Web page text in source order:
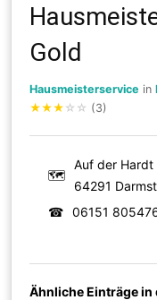
Gold
Hausmeisterservice in
★★★ ☆ ☆ (3)
🗺
Auf der Hardt
64291
☎
06151
Ähnliche Einträge in